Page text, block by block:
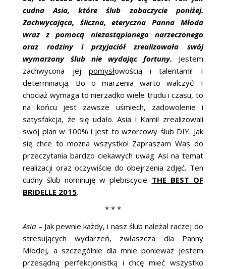
cudna Asia, które ślub zobaczycie poniżej.
Zachwycająca, śliczna, eteryczna Panna Młoda
wraz z pomocą niezastąpionego narzeczonego
oraz rodziny i przyjaciół zrealizowała swój
wymarzony ślub nie wydając fortuny.
Jestem
zachwycona jej pomysłowością i talentami! I
determinacją. Bo o marzenia warto walczyć! I
chociaż wymaga to nierzadko wiele trudu i czasu, to
na końcu jest zawsze uśmiech, zadowolenie i
satysfakcja, że się udało. Asia i Kamil zrealizowali
swój plan w 100% i jest to wzorcowy ślub DIY. Jak
się chce to można wszystko! Zapraszam Was do
przeczytania bardzo ciekawych uwag Asi na temat
realizacji oraz oczywiście do obejrzenia zdjęć. Ten
cudny ślub nominuję w plebiscycie THE BEST OF
BRIDELLE 2015.
* * *
Asia – Jak pewnie każdy, i nasz ślub należał raczej do
stresujących wydarzeń, zwłaszcza dla Panny
Młodej, a szczególnie dla mnie ponieważ jestem
przesądną perfekcjonistką i chcę mieć wszystko